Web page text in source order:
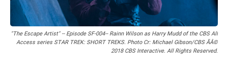
"The Escape Artist" -- Episode SF-004-- Rainn Wilson as Harry Mudd of the CBS All
Access series STAR TREK: SHORT TREKS. Photo Cr: Michael Gibson/CBS ÃÂ©
2018 CBS Interactive. All Rights Reserved.